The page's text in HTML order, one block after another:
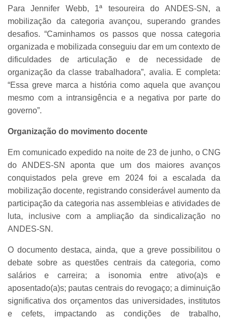
Para Jennifer Webb, 1ª tesoureira do ANDES-SN, a
mobilização da categoria avançou, superando grandes
desafios. “Caminhamos os passos que nossa categoria
organizada e mobilizada conseguiu dar em um contexto de
dificuldades de articulação e de necessidade de
organização da classe trabalhadora”, avalia. E completa:
“Essa greve marca a história como aquela que avançou
mesmo com a intransigência e a negativa por parte do
governo”.
Organização do movimento docente
Em comunicado expedido na noite de 23 de junho, o CNG
do ANDES-SN aponta que um dos maiores avanços
conquistados pela greve em 2024 foi a escalada da
mobilização docente, registrando considerável aumento da
participação da categoria nas assembleias e atividades de
luta, inclusive com a ampliação da sindicalização no
ANDES-SN.
O documento destaca, ainda, que a greve possibilitou o
debate sobre as questões centrais da categoria, como
salários e carreira; a isonomia entre ativo(a)s e
aposentado(a)s; pautas centrais do revogaço; a diminuição
significativa dos orçamentos das universidades, institutos
e cefets, impactando as condições de trabalho,